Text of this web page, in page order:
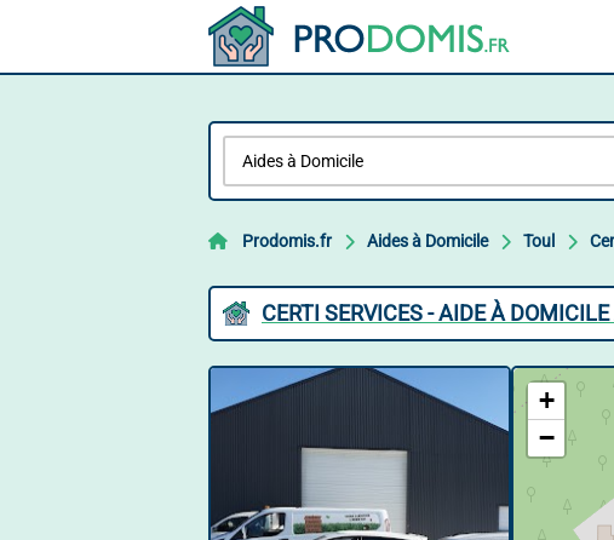
Prodomis.fr Aides à Domicile Toul
CERTI SERVICES - AIDE À
+
−